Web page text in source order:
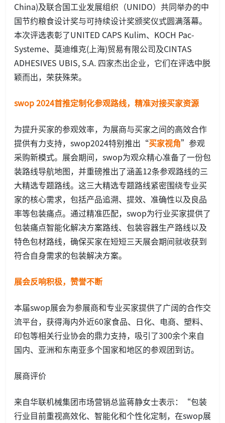
China)及联合国工业发展组织（UNIDO）共同举办的中
国节约粮食设计奖与可持续设计奖颁奖仪式圆满落幕。
本次评选表彰了UNITED CAPS Kulim、KOCH Pac-
Systeme、莫迪维克(上海)贸易有限公司及CINTAS
ADHESIVES UBIS, S.A. 四家杰出企业，它们在评选中脱
颖而出，荣获殊荣。
swop 2024首推定制化参观路线，精准对接买家资源
为提升买家的参观效率，为展商与买家之间的高效合作
提供有力支持，swop2024特别推出“买家视角”参观
采购新模式。展会期间，swop为观众精心准备了一份包
装路线导航地图，并重磅推出了涵盖12条参观路线的三
大精选专题路线。这三大精选专题路线紧密围绕专业买
家的核心需求，包括产品追溯、提效、准确性以及良品
率等包装痛点。通过精准匹配，swop为行业买家提供了
包装痛点智能化解决方案路线、包装容器生产路线以及
特色包材路线，确保买家在短短三天展会期间就收获到
符合自身需求的包装解决方案。
展会反响积极，赞誉不断
本届swop展会为参展商和专业买家提供了广阔的合作交
流平台，获得海内外近60家食品、日化、电商、塑料、
印包等相关行业协会的鼎力支持，吸引了300余个来自
国内、亚洲和东南亚多个国家和地区的参观团到访。
展商评价
来自华联机械集团市场营销总监蒋静女士表示：“包装
行业目前重视高效化、智能化和个性化定制，在swop展